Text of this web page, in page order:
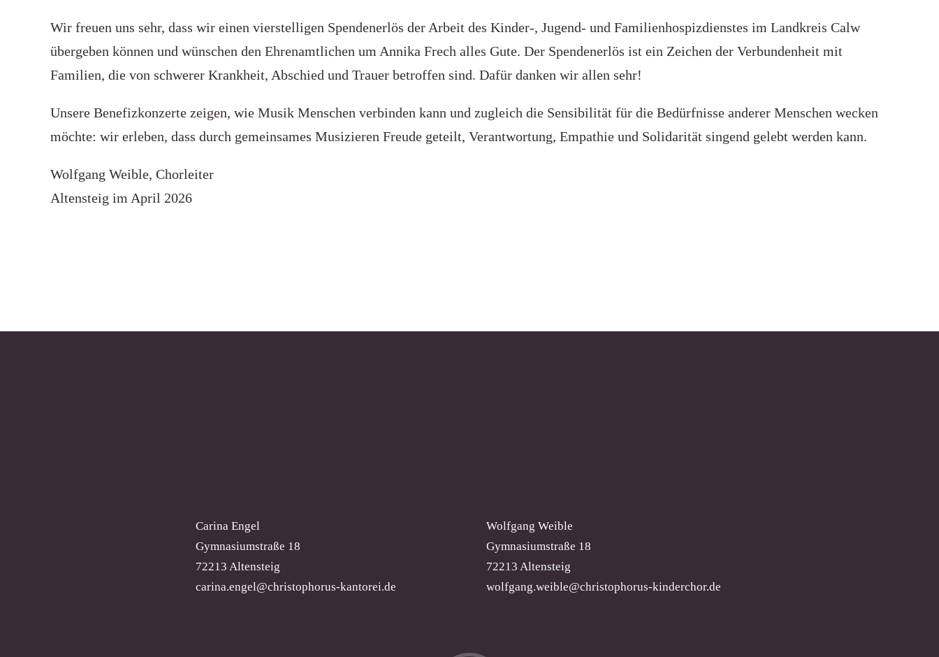
Wir freuen uns sehr, dass wir einen vierstelligen Spendenerlös der Arbeit des Kinder-, Jugend- und Familienhospizdienstes im Landkreis Calw
übergeben können und wünschen den Ehrenamtlichen um Annika Frech alles Gute. Der Spendenerlös ist ein Zeichen der Verbundenheit mit
Familien, die von schwerer Krankheit, Abschied und Trauer betroffen sind. Dafür danken wir allen sehr!
Unsere Benefizkonzerte zeigen, wie Musik Menschen verbinden kann und zugleich die Sensibilität für die Bedürfnisse anderer Menschen wecken
möchte: wir erleben, dass durch gemeinsames Musizieren Freude geteilt, Verantwortung, Empathie und Solidarität singend gelebt werden kann.
Wolfgang Weible, Chorleiter
Altensteig im April 2026
Carina Engel
Gymnasiumstraße 18
72213 Altensteig
carina.engel@christophorus-kantorei.de
Wolfgang Weible
Gymnasiumstraße 18
72213 Altensteig
wolfgang.weible@christophorus-kinderchor.de